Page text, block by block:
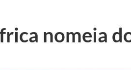
nomeia